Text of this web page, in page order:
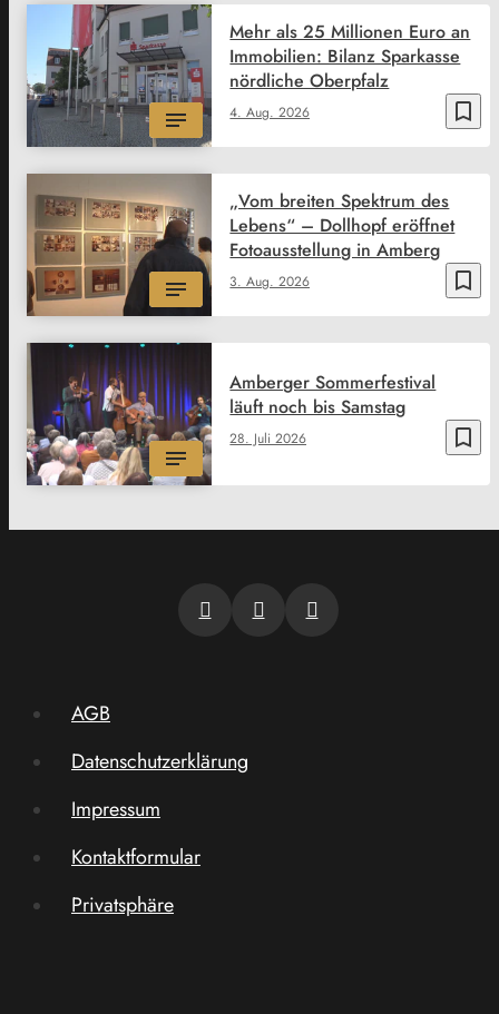
bookmark_border
4. Aug. 2026
Mehr als 25 Millionen Euro an
Immobilien: Bilanz Sparkasse
nördliche Oberpfalz
bookmark_border
3. Aug. 2026
„Vom breiten Spektrum des
Lebens“ – Dollhopf eröffnet
Fotoausstellung in Amberg
bookmark_border
28. Juli 2026
Amberger Sommerfestival
läuft noch bis Samstag
AGB
Datenschutzerklärung
Impressum
Kontaktformular
Privatsphäre